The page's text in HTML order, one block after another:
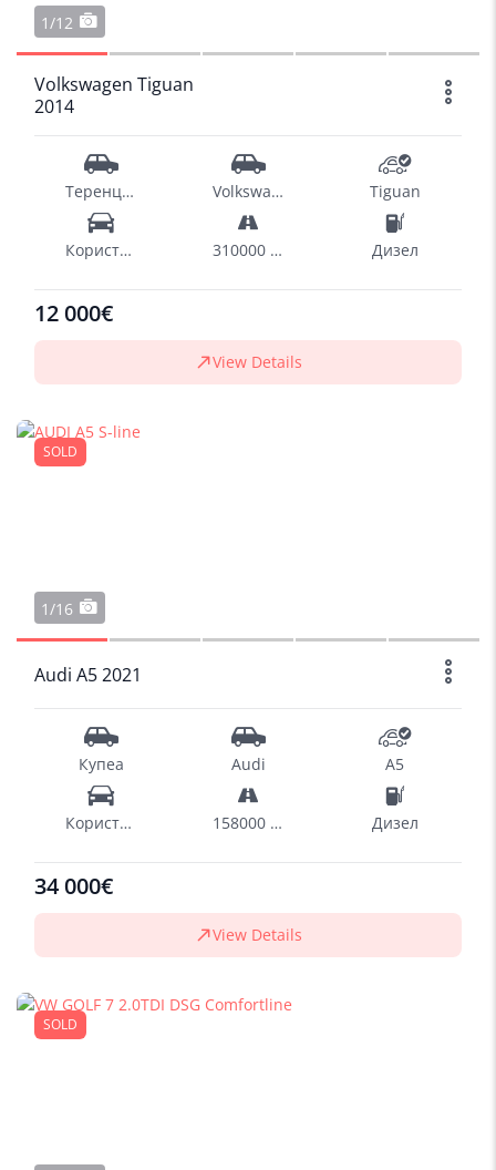
1/12
Volkswagen Tiguan
2014
Теренци - SUV Volkswagen Tiguan
Користен 310000 km Дизел
12 000€
View Details
SOLD
1/16
Audi A5 2021
Купеа Audi A5
Користен 158000 km Дизел
34 000€
View Details
SOLD